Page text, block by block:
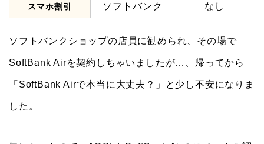
スマホ割引 ソフトバンク なし
ソフトバンクショップの店員に勧められ、その場で
SoftBank Airを契約しちゃいましたが…、帰ってから
「SoftBank Airで本当に大丈夫？」と少し不安になりま
した。